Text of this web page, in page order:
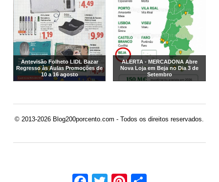
Antevisão Folheto LIDL Bazar
Regresso às Aulas Promoções de
10 a 16 agosto
ALERTA - MERCADONA Abre
Nova Loja em Beja no Dia 3 de
Setembro
© 2013-2026 Blog200porcento.com - Todos os direitos reservados.
Facebook Twitter Pinterest